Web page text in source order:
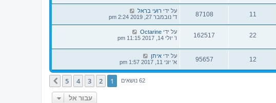
11
87108 על ידי רועי בראל
ד' נובמבר 27, 2019 2:24 pm
22
162517 על ידי Octarine
ו' יולי 14, 2017 11:15 pm
12
95657 על ידי איתן
א' יוני 11, 2017 1:57 pm
62 נושאים 1
2
3
4
5 הבא
עבור אל